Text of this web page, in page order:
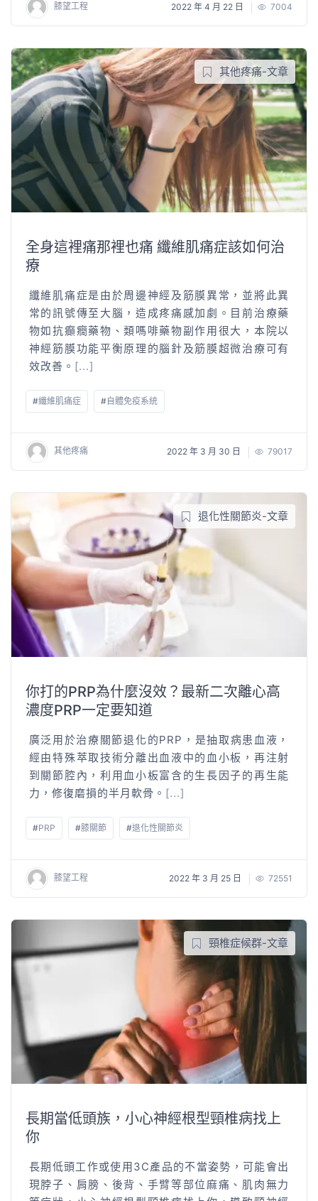
膝望工程 2022 年 4 月 22 日 7004
其他疼痛-文章
全身這裡痛那裡也痛 纖維肌痛症該如何治
療
纖維肌痛症是由於周邊神經及筋膜異常，並將此異
常的訊號傳至大腦，造成疼痛感加劇。目前治療藥
物如抗癲癇藥物、類嗎啡藥物副作用很大，本院以
神經筋膜功能平衡原理的腦針及筋膜超微治療可有
效改善。 [...]
#纖維肌痛症 #自體免疫系統
其他疼痛 2022 年 3 月 30 日 79017
退化性關節炎-文章
你打的PRP為什麼沒效？最新二次離心高
濃度PRP一定要知道
廣泛用於治療關節退化的PRP，是抽取病患血液，
經由特殊萃取技術分離出血液中的血小板，再注射
到關節腔內，利用血小板富含的生長因子的再生能
力，修復磨損的半月軟骨。 [...]
#PRP #膝關節 #退化性關節炎
膝望工程 2022 年 3 月 25 日 72551
頸椎症候群-文章
長期當低頭族，小心神經根型頸椎病找上
你
長期低頭工作或使用3C產品的不當姿勢，可能會出
現脖子、肩膀、後背、手臂等部位麻痛、肌肉無力